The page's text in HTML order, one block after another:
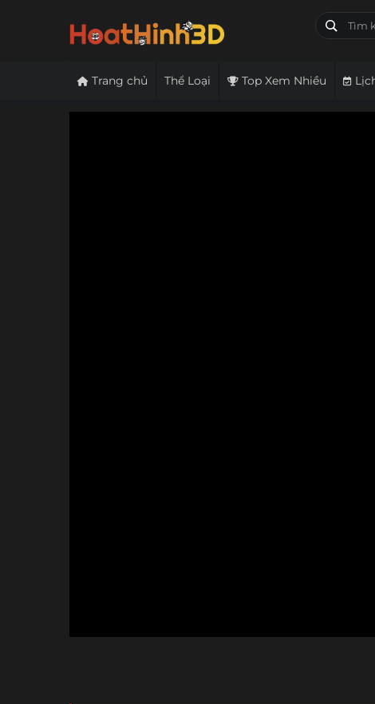
Trang chủ Thể Loại Top Xem Nhiều